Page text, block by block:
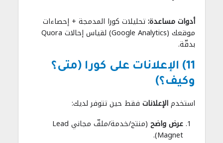
أدوات مساعدة:تحليلات كورا المدمجة + إحصاءات
موقعك (Google Analytics) لقياس إحالات Quora
بدقّة.
11) الإعلانات على كورا (متى؟
وكيف؟)
استخدمالإعلانات فقط حين تتوفر لديك:
عرض واضح
(منتج/خدمة/ملفّ مجاني Lead
Magnet).